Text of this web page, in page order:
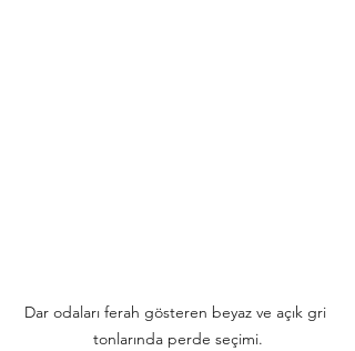
Dar odaları ferah gösteren beyaz ve açık gri
tonlarında perde seçimi.